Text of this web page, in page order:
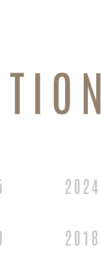
2024
2018